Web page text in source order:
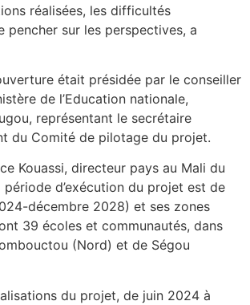
réalisées, les difficultés
pencher sur les perspectives, a
était présidée par le conseiller
de l’Education nationale,
représentant le secrétaire
du Comité de pilotage du projet.
Kouassi, directeur pays au Mali du
période d’exécution du projet est de
décembre 2028) et ses zones
39 écoles et communautés, dans
(Nord) et de Ségou
du projet, de juin 2024 à